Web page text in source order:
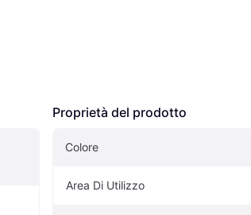
Proprietà del prodotto
Colore
Area Di Utilizzo